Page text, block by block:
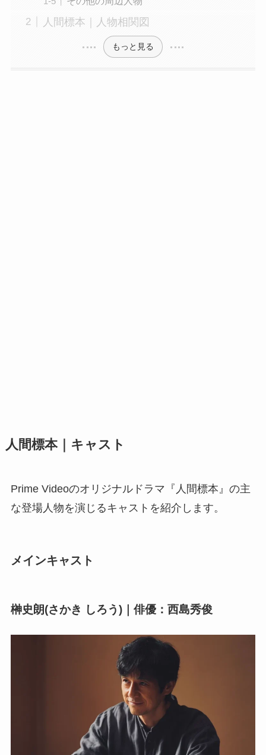
人間標本｜人物相関図
もっと見る
人間標本｜キャスト
Prime Videoのオリジナルドラマ『人間標本』の主
な登場人物を演じるキャストを紹介します。
メインキャスト
榊史朗(さかき しろう)｜俳優：西島秀俊